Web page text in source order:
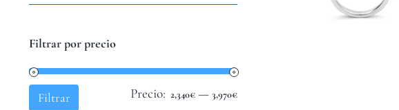
Filtrar por precio
Precio
Precio
Filtrar Precio: 2,340€ —3,970€